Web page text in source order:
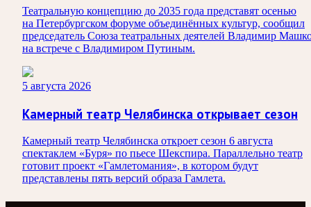
Театральную концепцию до 2035 года представят осенью
на Петербургском форуме объединённых культур, сообщил
председатель Союза театральных деятелей Владимир
на встрече с Владимиром Путиным.
5 августа 2026
Камерный театр Челябинска открывает сезон
Камерный театр Челябинска откроет сезон 6 августа
спектаклем «Буря» по пьесе Шекспира. Параллельно театр
готовит проект «Гамлетомания», в котором будут
представлены пять версий образа Гамлета.